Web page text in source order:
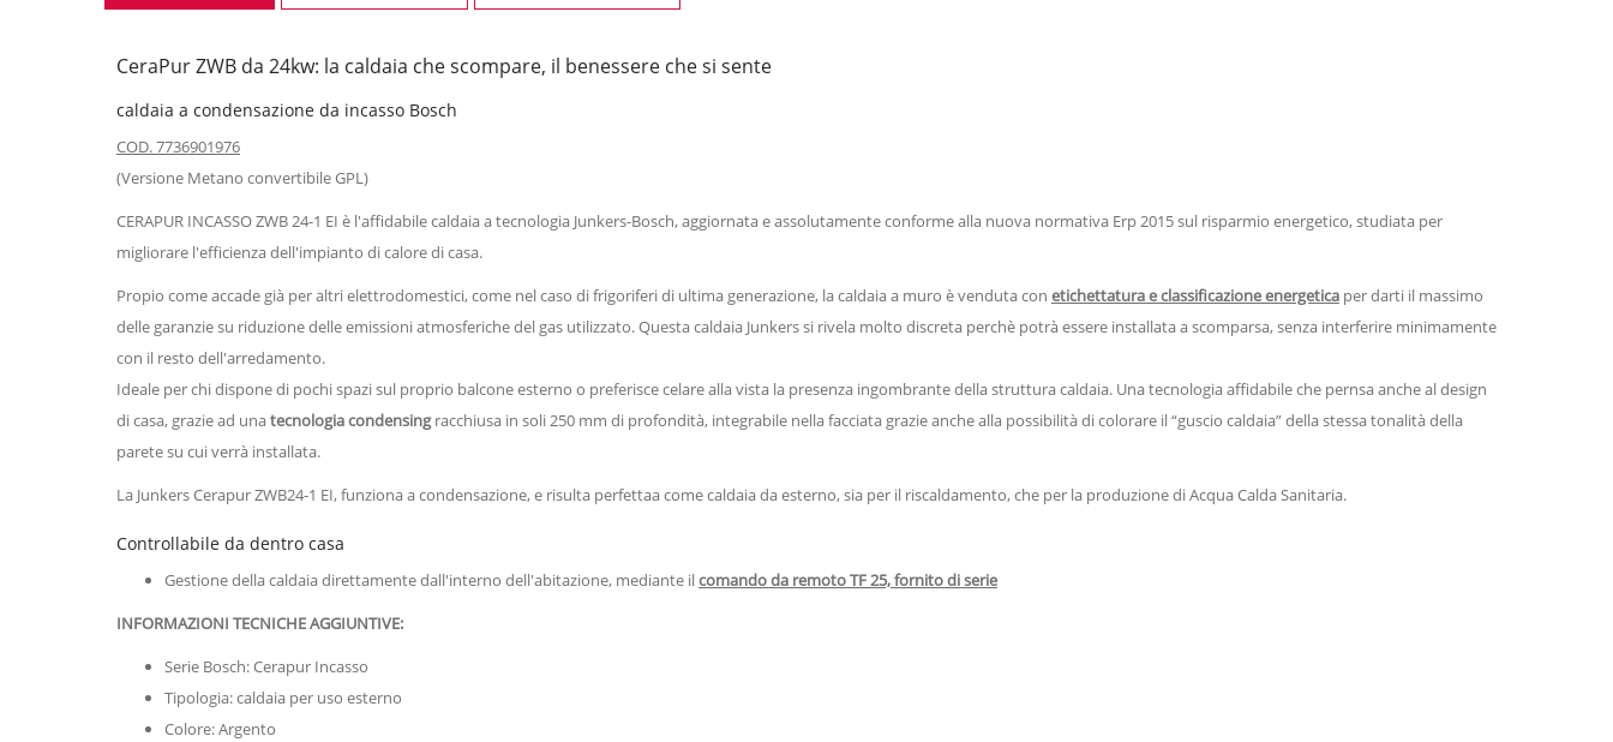
CeraPur ZWB da 24kw: la caldaia che scompare, il benessere che si sente
caldaia a condensazione da incasso Bosch
COD. 7736901976
(Versione Metano convertibile GPL)
CERAPUR INCASSO ZWB 24-1 EI è l'affidabile caldaia a tecnologia Junkers-Bosch, aggiornata e assolutamente conforme alla nuova normativa Erp 2015 sul risparmio energetico, studiata per
migliorare l'efficienza dell'impianto di calore di casa.
Propio come accade già per altri elettrodomestici, come nel caso di frigoriferi di ultima generazione, la caldaia a muro è venduta con etichettatura e classificazione energetica per darti il massimo
delle garanzie su riduzione delle emissioni atmosferiche del gas utilizzato. Questa caldaia Junkers si rivela molto discreta perchè potrà essere installata a scomparsa, senza interferire minimamente
con il resto dell'arredamento.
Ideale per chi dispone di pochi spazi sul proprio balcone esterno o preferisce celare alla vista la presenza ingombrante della struttura caldaia. Una tecnologia affidabile che pernsa anche al design
di casa, grazie ad unatecnologia condensingracchiusa in soli 250 mm di profondità, integrabile nella facciata grazie anche alla possibilità di colorare il “guscio caldaia” della stessa tonalità della
parete su cui verrà installata.
La Junkers Cerapur ZWB24-1 EI, funziona a condensazione, e risulta perfettaa come caldaia da esterno, sia per il riscaldamento, che per la produzione di Acqua Calda Sanitaria.
Controllabile da dentro casa
Gestione della caldaia direttamente dall'interno dell'abitazione, mediante ilcomando da remoto TF 25, fornito di serie
INFORMAZIONI TECNICHE AGGIUNTIVE:
Serie Bosch: Cerapur Incasso
Tipologia: caldaia per uso esterno
Colore: Argento